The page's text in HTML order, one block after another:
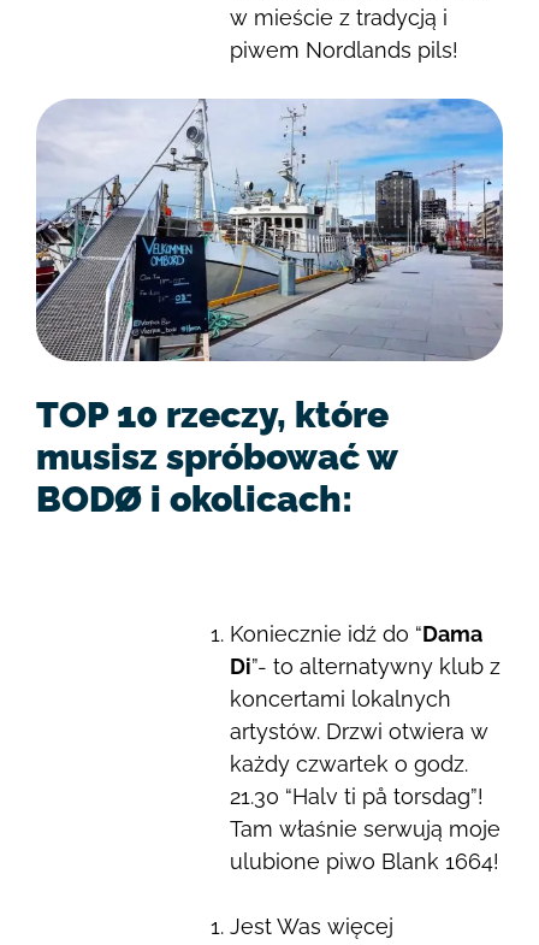
w mieście z tradycją i
piwem Nordlands pils!
TOP 10 rzeczy, które
musisz spróbować w
BODØ i okolicach:
Koniecznie idź do “Dama
Di”- to alternatywny klub z
koncertami lokalnych
artystów. Drzwi otwiera w
każdy czwartek o godz.
21.30 “Halv ti på torsdag”!
Tam właśnie serwują moje
ulubione piwo Blank 1664!
Jest Was więcej